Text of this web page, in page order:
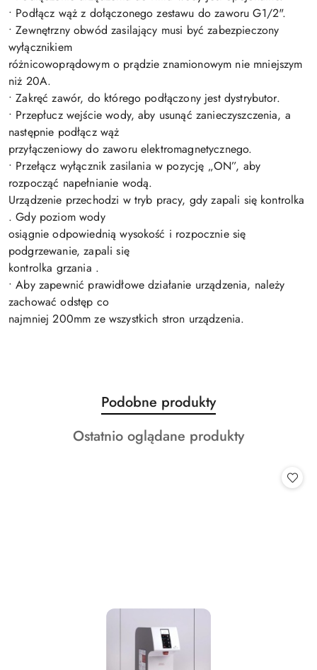
• Podłącz wąż z dołączonego zestawu do zaworu G1/2".
• Zewnętrzny obwód zasilający musi być zabezpieczony
wyłącznikiem
różnicowoprądowym o prądzie znamionowym nie mniejszym
niż 20A.
• Zakręć zawór, do którego podłączony jest dystrybutor.
• Przepłucz wejście wody, aby usunąć zanieczyszczenia, a
następnie podłącz wąż
przyłączeniowy do zaworu elektromagnetycznego.
• Przełącz wyłącznik zasilania w pozycję „ON”, aby
rozpocząć napełnianie wodą.
Urządzenie przechodzi w tryb pracy, gdy zapali się kontrolka
. Gdy poziom wody
osiągnie odpowiednią wysokość i rozpocznie się
podgrzewanie, zapali się
kontrolka grzania .
• Aby zapewnić prawidłowe działanie urządzenia, należy
zachować odstęp co
najmniej 200mm ze wszystkich stron urządzenia.
Pomiń karuzelę produktów
Produkty
o
statusie:
Podobne produkty
Produkty
Ostatnio oglądane produkty